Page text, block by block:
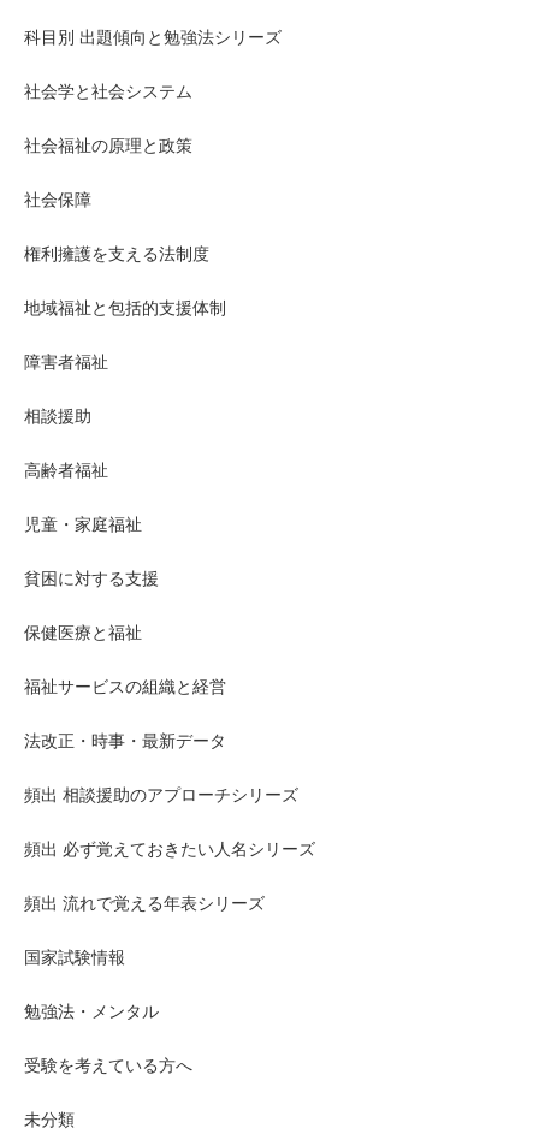
科目別 出題傾向と勉強法シリーズ
社会学と社会システム
社会福祉の原理と政策
社会保障
権利擁護を支える法制度
地域福祉と包括的支援体制
障害者福祉
相談援助
高齢者福祉
児童・家庭福祉
貧困に対する支援
保健医療と福祉
福祉サービスの組織と経営
法改正・時事・最新データ
頻出 相談援助のアプローチシリーズ
頻出 必ず覚えておきたい人名シリーズ
頻出 流れで覚える年表シリーズ
国家試験情報
勉強法・メンタル
受験を考えている方へ
未分類